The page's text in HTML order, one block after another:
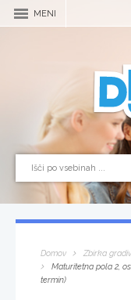
MENI
Domov Zbirka gradiv
Maturitetna pola 2,
termin)